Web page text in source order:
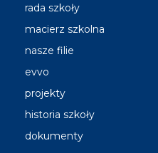
rada szkoły
macierz szkolna
nasze filie
evvo
projekty
historia szkoły
dokumenty